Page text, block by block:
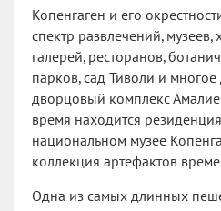
Копенгаген и его
спектр развлечений,
галерей, ресторанов,
парков, сад Тиволи и многое
дворцовый комплекс
время находится
национальном музее
коллекция артефактов
Одна из самых длинных